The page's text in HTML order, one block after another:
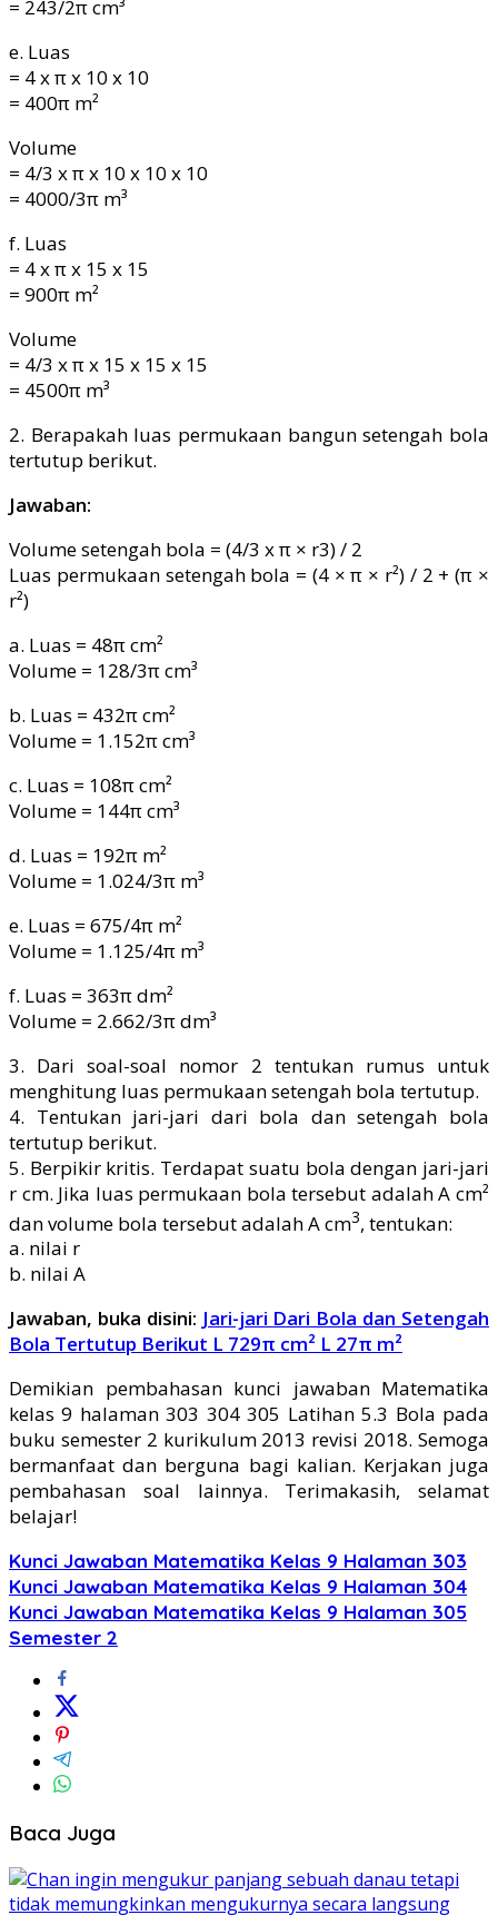
= 243/2π cm³
e. Luas
= 4 x π x 10 x 10
= 400π m²
Volume
= 4/3 x π x 10 x 10 x 10
= 4000/3π m³
f. Luas
= 4 x π x 15 x 15
= 900π m²
Volume
= 4/3 x π x 15 x 15 x 15
= 4500π m³
2. Berapakah luas permukaan bangun setengah bola
tertutup berikut.
Jawaban:
Volume setengah bola = (4/3 x π × r3) / 2
Luas permukaan setengah bola = (4 × π × r²) / 2 + (π ×
r²)
a. Luas = 48π cm²
Volume = 128/3π cm³
b. Luas = 432π cm²
Volume = 1.152π cm³
c. Luas = 108π cm²
Volume = 144π cm³
d. Luas = 192π m²
Volume = 1.024/3π m³
e. Luas = 675/4π m²
Volume = 1.125/4π m³
f. Luas = 363π dm²
Volume = 2.662/3π dm³
3. Dari soal-soal nomor 2 tentukan rumus untuk
menghitung luas permukaan setengah bola tertutup.
4. Tentukan jari-jari dari bola dan setengah bola
tertutup berikut.
5. Berpikir kritis. Terdapat suatu bola dengan jari-jari
r cm. Jika luas permukaan bola tersebut adalah A cm²
dan volume bola tersebut adalah A cm3, tentukan:
a. nilai r
b. nilai A
Jawaban, buka disini: Jari-jari Dari Bola dan Setengah
Bola Tertutup Berikut L 729π cm² L 27π m²
Demikian pembahasan kunci jawaban Matematika
kelas 9 halaman 303 304 305 Latihan 5.3 Bola pada
buku semester 2 kurikulum 2013 revisi 2018. Semoga
bermanfaat dan berguna bagi kalian. Kerjakan juga
pembahasan soal lainnya. Terimakasih, selamat
belajar!
Kunci Jawaban Matematika Kelas 9 Halaman 303
Kunci Jawaban Matematika Kelas 9 Halaman 304
Kunci Jawaban Matematika Kelas 9 Halaman 305
Semester 2
Baca Juga